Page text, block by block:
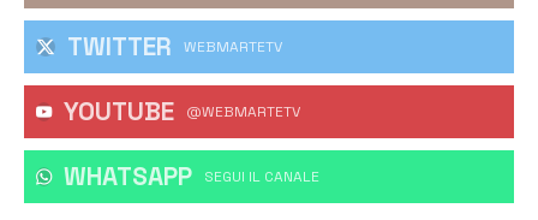
TWITTER WEBMARTETV
YOUTUBE @WEBMARTETV
WHATSAPP ‎SEGUI IL CANALE